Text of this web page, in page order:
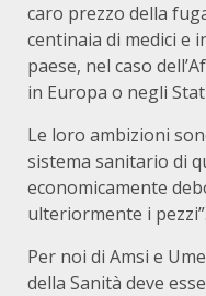
caro prezzo della
centinaia di medici e
paese, nel caso
in Europa o negli
Le loro ambizioni
sistema sanitario di
economicamente
ulteriormente i pezzi”.
Per noi di Amsi e
della Sanità deve